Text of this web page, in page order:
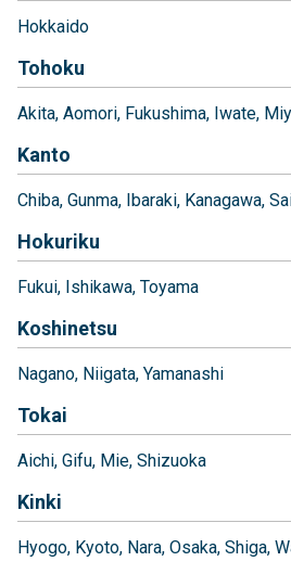
Hokkaido
Tohoku
Akita Aomori Fukushima Iwate
Kanto
Chiba Gunma Ibaraki Kanagawa
Hokuriku
Fukui Ishikawa Toyama
Koshinetsu
Nagano Niigata Yamanashi
Tokai
Aichi Gifu Mie Shizuoka
Kinki
Hyogo Kyoto Nara Osaka Shiga